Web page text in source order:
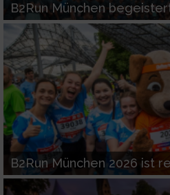
B2Run München
B2Run München 2026 ist
Funktional
Werbung